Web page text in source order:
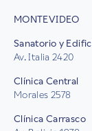
MONTEVIDEO
Sanatorio y
Av. Italia 2420
Clínica Central
Morales 2578
Clínica Carrasco